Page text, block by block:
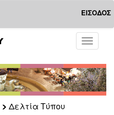
ΕΙΣΟΔΟΣ
Toggle
Δελτία Τύπου